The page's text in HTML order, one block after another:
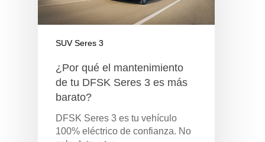
SUV Seres 3
¿Por qué el mantenimiento
de tu DFSK Seres 3 es más
barato?
DFSK Seres 3 es tu vehículo
100% eléctrico de confianza. No